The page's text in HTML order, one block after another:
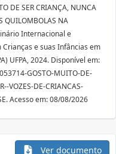
DE SER CRIANÇA, NUNCA
QUILOMBOLAS NA
Internacional e
e suas Infâncias em
UFPA, 2024. Disponível em:
GOSTO-MUITO-DE-
VOZES-DE-CRIANCAS-
Acesso em: 08/08/2026
Ver documento